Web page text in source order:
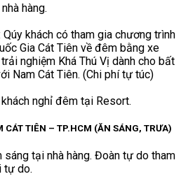
hàng.
khách có tham gia chương trình
Gia Cát Tiên về đêm bằng xe
nghiệm Khá Thú Vị dành cho bất
Nam Cát Tiên. (Chi phí tự túc)
nghỉ đêm tại Resort.
CÁT TIÊN – TP.HCM (ĂN SÁNG, TRƯA)
tại nhà hàng. Đoàn tự do tham
tự do.